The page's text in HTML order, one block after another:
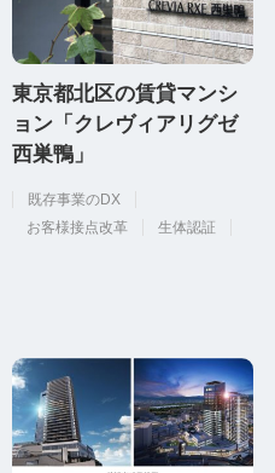
東京都北区の賃貸マンシ
ョン「クレヴィアリグゼ
西巣鴨」
既存事業のDX
お客様接点改革
生体認証